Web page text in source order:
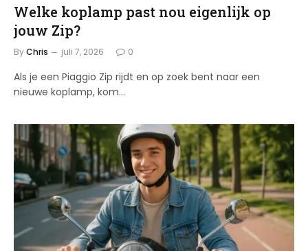
Welke koplamp past nou eigenlijk op
jouw Zip?
ByChris juli 7, 2026 0
Als je een Piaggio Zip rijdt en op zoek bent naar een
nieuwe koplamp, kom…